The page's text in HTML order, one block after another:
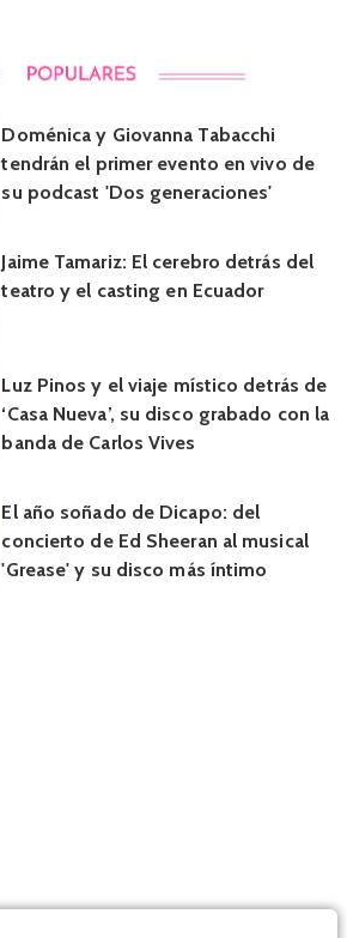
Doménica y Giovanna Tabacchi
tendrán el primer evento en vivo de
su podcast 'Dos generaciones'
Jaime Tamariz: El cerebro detrás del
teatro y el casting en Ecuador
Luz Pinos y el viaje místico detrás de
‘Casa Nueva’, su disco grabado con la
banda de Carlos Vives
El año soñado de Dicapo: del
concierto de Ed Sheeran al musical
'Grease' y su disco más íntimo